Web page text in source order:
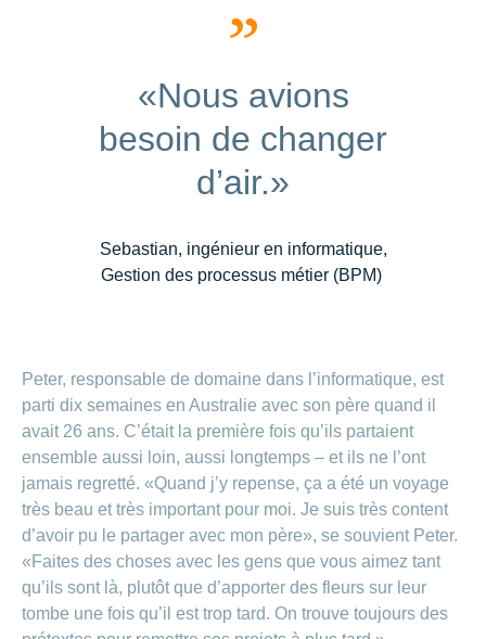
«Nous avions
besoin de changer
d’air.»
Sebastian, ingénieur en informatique,
Gestion des processus métier (BPM)
Peter, responsable de domaine dans l’informatique, est
parti dix semaines en Australie avec son père quand il
avait 26 ans. C’était la première fois qu’ils partaient
ensemble aussi loin, aussi longtemps – et ils ne l’ont
jamais regretté. «Quand j’y repense, ça a été un voyage
très beau et très important pour moi. Je suis très content
d’avoir pu le partager avec mon père», se souvient Peter.
«Faites des choses avec les gens que vous aimez tant
qu’ils sont là, plutôt que d’apporter des fleurs sur leur
tombe une fois qu’il est trop tard. On trouve toujours des